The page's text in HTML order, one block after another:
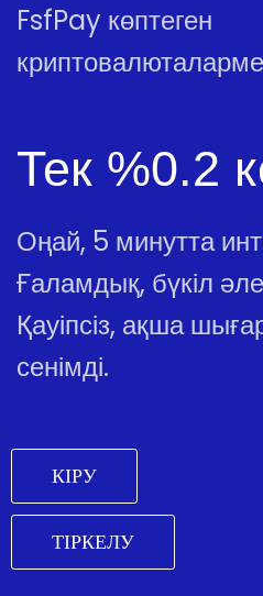
FsfPay көптеген
Тек %0.2
Оңай, 5 минутта
Ғаламдық, бүкіл
Қауіпсіз, ақша
сенімді.
КІРУ
ТІРКЕЛУ